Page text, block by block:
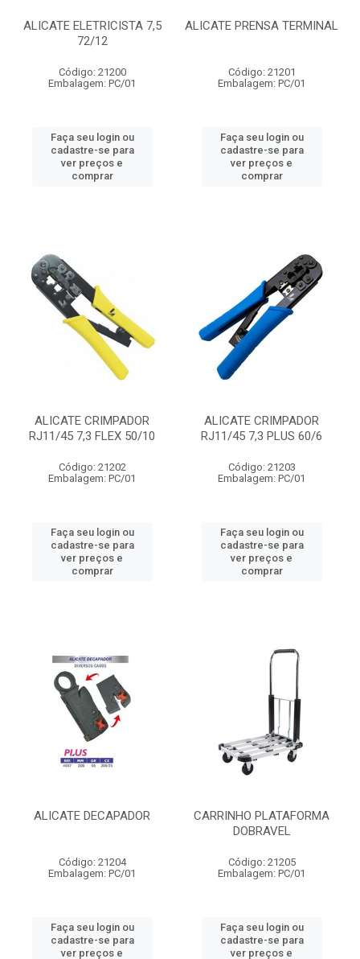
ALICATE ELETRICISTA 7,5
72/12
Código: 21200
Embalagem: PC/01
Faça seu login ou
cadastre-se para
ver preços e
comprar
ALICATE PRENSA TERMINAL
Código: 21201
Embalagem: PC/01
Faça seu login ou
cadastre-se para
ver preços e
comprar
ALICATE CRIMPADOR
RJ11/45 7,3 FLEX 50/10
Código: 21202
Embalagem: PC/01
Faça seu login ou
cadastre-se para
ver preços e
comprar
ALICATE CRIMPADOR
RJ11/45 7,3 PLUS 60/6
Código: 21203
Embalagem: PC/01
Faça seu login ou
cadastre-se para
ver preços e
comprar
ALICATE DECAPADOR
Código: 21204
Embalagem: PC/01
Faça seu login ou
cadastre-se para
ver preços e
CARRINHO PLATAFORMA
DOBRAVEL
Código: 21205
Embalagem: PC/01
Faça seu login ou
cadastre-se para
ver preços e